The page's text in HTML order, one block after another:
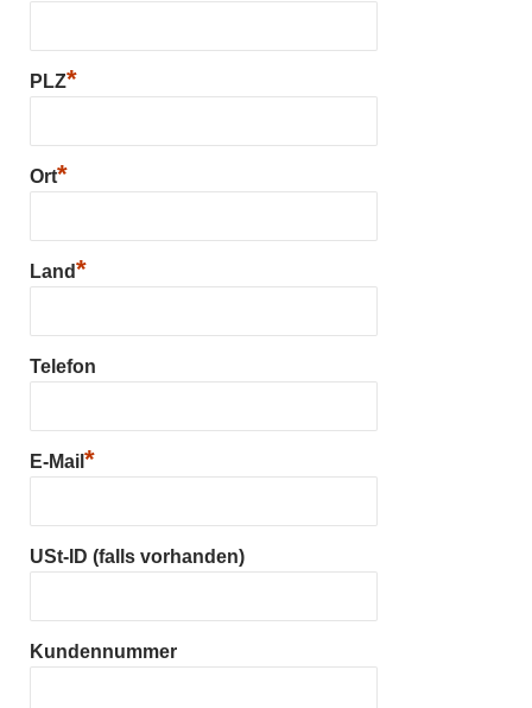
PLZ*
Ort*
Land*
Telefon
E-Mail *
USt-ID (falls vorhanden)
Kundennummer